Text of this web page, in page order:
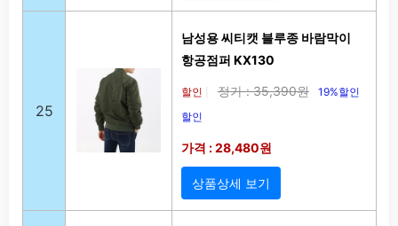
25
남성용 씨티캣 블루종 바람막이
항공점퍼 KX130
할인 정가 : 35,390원
19%할인
할인
가격 : 28,480원
상품상세 보기